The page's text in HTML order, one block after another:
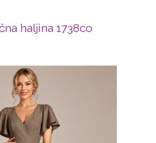
haljina 1738co